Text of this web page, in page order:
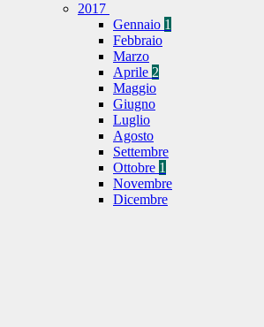
2017
Gennaio 1
Febbraio
Marzo
Aprile 2
Maggio
Giugno
Luglio
Agosto
Settembre
Ottobre 1
Novembre
Dicembre